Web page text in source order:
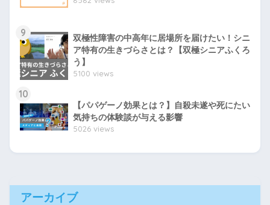
9
双極性障害の中高年に居場所を届けたい！シニ
ア特有の生きづらさとは？【双極シニアふくろ
う】
5100 views
10
【パパゲーノ効果とは？】自殺未遂や死にたい
気持ちの体験談が与える影響
5026 views
アーカイブ